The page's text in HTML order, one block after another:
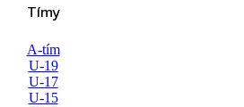
Tímy
A-tím
U-19
U-17
U-15